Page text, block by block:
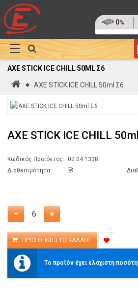
της
0%
(0%)
Show
Megamenu
AXE STICK ICE CHILL 50ML Σ6
ΑρχικήAXE STICK ICE CHILL 50ml Σ6
AXE STICK ICE CHILL
Κωδικός Προϊόντος:
02.04.1338
Διαθεσιμότητα:
Το προϊόν έχει ελάχιστη